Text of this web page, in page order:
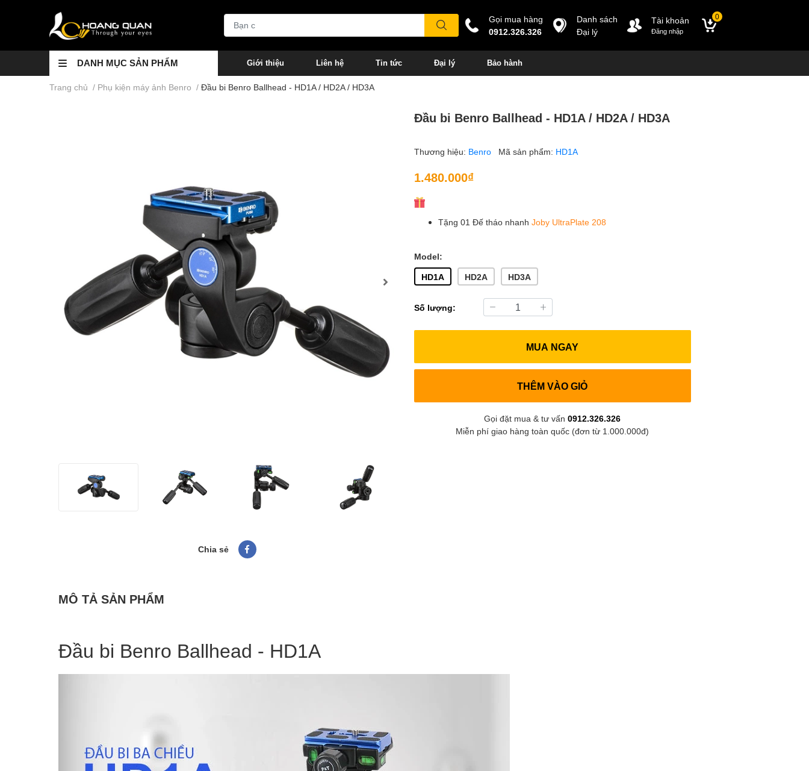
Gọi mua hàng
0912.326.326
Danh sách
Đại lý
Tài khoản
Đăng nhập
0
DANH MỤC SẢN PHẨM Giới thiệu Liên hệ Tin tức Đại lý Bảo hành
Trang chủ / Phụ kiện máy ảnh Benro / Đầu bi Benro Ballhead - HD1A / HD2A / HD3A
Chia sẻ
Đầu bi Benro Ballhead - HD1A / HD2A / HD3A
Thương hiệu: Benro Mã sản phẩm: HD1A
1.480.000₫
Tặng 01 Đế tháo nhanh Joby UltraPlate 208
Model:
HD1A
HD2A HD3A
Số lượng:
MUA NGAY
THÊM VÀO GIỎ
Gọi đặt mua & tư vấn0912.326.326
Miễn phí giao hàng toàn quốc (đơn từ 1.000.000đ)
MÔ TẢ SẢN PHẨM
Đầu bi Benro Ballhead - HD1A